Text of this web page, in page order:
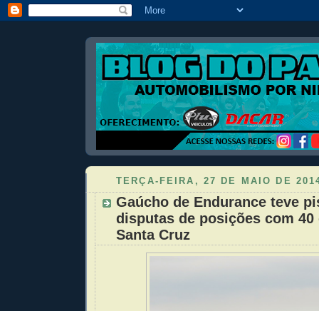
TERÇA-FEIRA, 27 DE MAIO DE
Gaúcho de Endurance teve
disputas de posições com 40
Santa Cruz